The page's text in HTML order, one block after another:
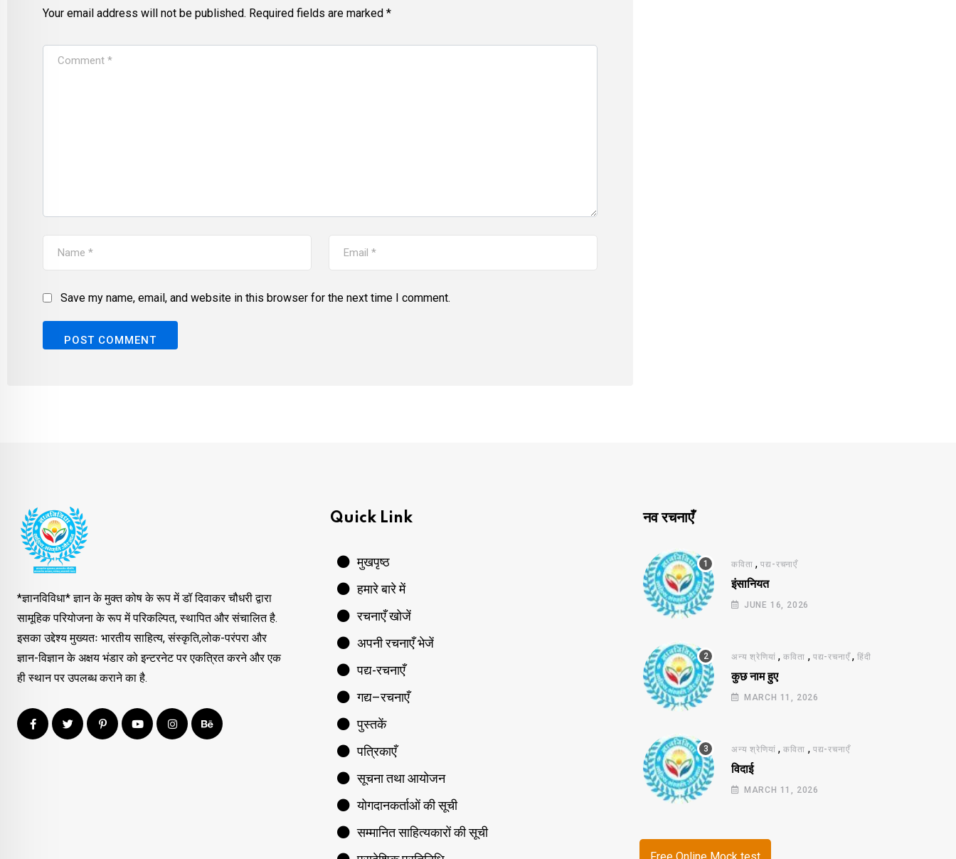
Your email address will not be published. Required fields are marked *
Save my name, email, and website in this browser for the next time I comment.
*ज्ञानविविधा* ज्ञान के मुक्त कोष के रूप में डॉ दिवाकर चौधरी द्वारा
सामूहिक परियोजना के रूप में परिकल्पित, स्थापित और संचालित है.
इसका उद्देश्य मुख्यतः भारतीय साहित्य, संस्कृति,लोक-परंपरा और
ज्ञान-विज्ञान के अक्षय भंडार को इन्टरनेट पर एकत्रित करने और एक
ही स्थान पर उपलब्ध कराने का है.
Quick Link
मुखपृष्ठ
हमारे बारे में
रचनाएँ खोजें
अपनी रचनाएँ भेजें
पद्य-रचनाएँ
गद्य–रचनाएँ
पुस्तकें
पत्रिकाएँ
सूचना तथा आयोजन
योगदानकर्ताओं की सूची
सम्मानित साहित्यकारों की सूची
नव रचनाएँ
कविता ,पद्य-रचनाएँ
इंसानियत
JUNE 16, 2026
अन्य श्रेणियां ,कविता , पद्य-रचनाएँ,हिंदी
कुछ नाम हुए
MARCH 11, 2026
अन्य श्रेणियां ,कविता , पद्य-रचनाएँ
विदाई
MARCH 11, 2026